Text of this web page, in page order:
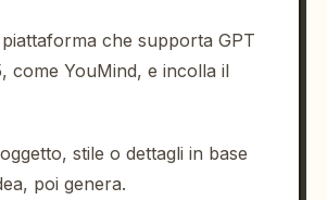
che supporta GPT
come YouMind, e incolla il
stile o dettagli in base
poi genera.